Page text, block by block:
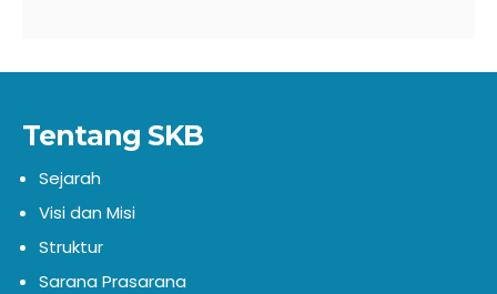
Tentang SKB
Sejarah
Visi dan Misi
Struktur
Sarana Prasarana